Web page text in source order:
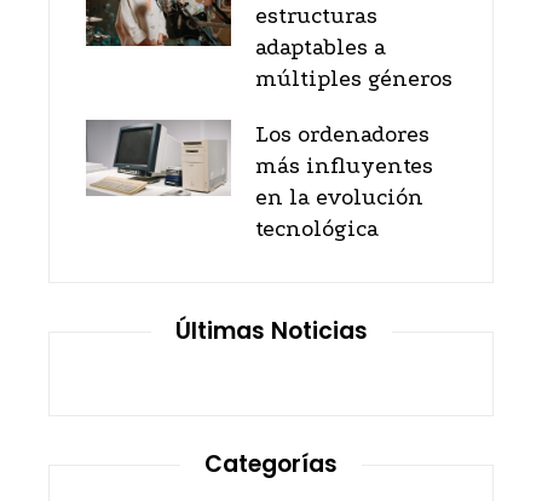
estructuras
adaptables a
múltiples géneros
Los ordenadores
más influyentes
en la evolución
tecnológica
Últimas Noticias
Categorías